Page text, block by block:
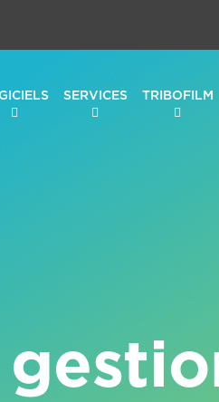
SERVICES TRIBOFILM